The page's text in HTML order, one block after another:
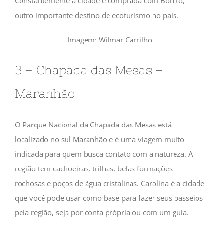
outro importante destino de ecoturismo no país.
Imagem: Wilmar Carrilho
3 – Chapada das Mesas –
Maranhão
O Parque Nacional da Chapada das Mesas está
localizado no sul Maranhão e é uma viagem muito
indicada para quem busca contato com a natureza. A
região tem cachoeiras, trilhas, belas formações
rochosas e poços de água cristalinas. Carolina é a cidade
que você pode usar como base para fazer seus passeios
pela região, seja por conta própria ou com um guia.